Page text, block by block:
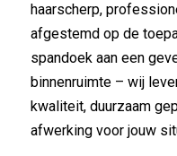
haarscherp,
afgestemd op de
spandoek aan een
binnenruimte – wij
kwaliteit, duurzaam
afwerking voor jouw